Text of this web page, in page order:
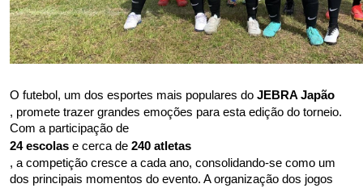
O futebol, um dos esportes mais populares do JEBRA Japão
, promete trazer grandes emoções para esta edição do torneio.
Com a participação de
24 escolas e cerca de 240 atletas
, a competição cresce a cada ano, consolidando-se como um
dos principais momentos do evento. A organização dos jogos